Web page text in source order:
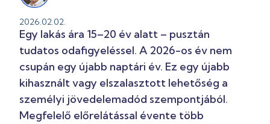
2026.02.02.
Egy lakás ára 15–20 év alatt – pusztán
tudatos odafigyeléssel. A 2026-os év nem
csupán egy újabb naptári év. Ez egy újabb
kihasznált vagy elszalasztott lehetőség a
személyi jövedelemadód szempontjából.
Megfelelő előrelátással évente több